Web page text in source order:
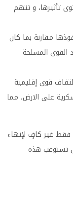
تأثيرها، و تتهم
مقارنة بما كان
القوى المسلحة
قوى إقليمية
على الارض، مما
غير كافٍ لإنهاء
تستوعب هذه